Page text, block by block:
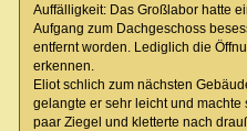
Auffälligkeit: Das Großlabor hatte
Aufgang zum Dachgeschoss
entfernt worden. Lediglich die
erkennen.
Eliot schlich zum nächsten
gelangte er sehr leicht und machte
paar Ziegel und kletterte nach